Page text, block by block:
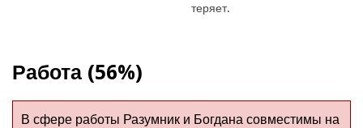
теряет.
Работа (56%)
В сфере работы Разумник и Богдана совместимы на